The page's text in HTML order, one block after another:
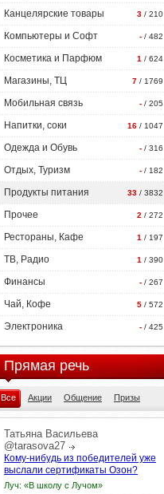
3 / 210
Канцелярские товары
- / 482
Компьютеры и Софт
1 / 624
Косметика и Парфюм
7 / 1769
Магазины, ТЦ
- / 205
Мобильная связь
16 / 1047
Напитки, соки
- / 316
Одежда и Обувь
- / 182
Отдых, Туризм
33 / 3832
Продукты питания
2 / 272
Прочее
1 / 197
Рестораны, Кафе
1 / 390
ТВ, Радио
- / 267
Финансы
5 / 572
Чай, Кофе
- / 425
Электроника
Прямая речь
Все Акции Общение Призы
Татьяна Васильева
@tarasova27
Кому-нибудь из победителей уже
выслали сертификаты Озон?
Луч: «В школу с Лучом»